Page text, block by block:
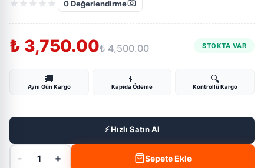
0Değerlendirme
₺ 3,750.00₺ 4,500.00 STOKTA VAR
🚚
Aynı Gün Kargo
💵
Kapıda Ödeme
🔍
Kontrollü Kargo
⚡ Hızlı Satın Al
- 1 + Sepete Ekle